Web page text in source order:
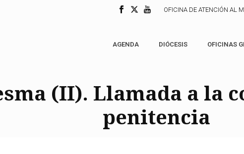
OFICINA DE ATENCIÓN AL
AGENDA DIÓCESIS OFICINAS
(II). Llamada a la
penitencia